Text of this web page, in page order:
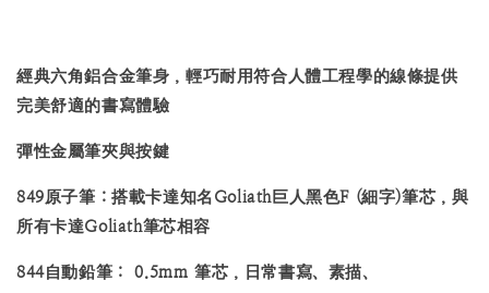
經典六角鋁合金筆身，輕巧耐用符合人體工程學的線條提供
完美舒適的書寫體驗
彈性金屬筆夾與按鍵
849原子筆：搭載卡達知名Goliath巨人黑色F (細字)筆芯，與
所有卡達Goliath筆芯相容
844自動鉛筆： 0.5mm 筆芯，日常書寫、素描、